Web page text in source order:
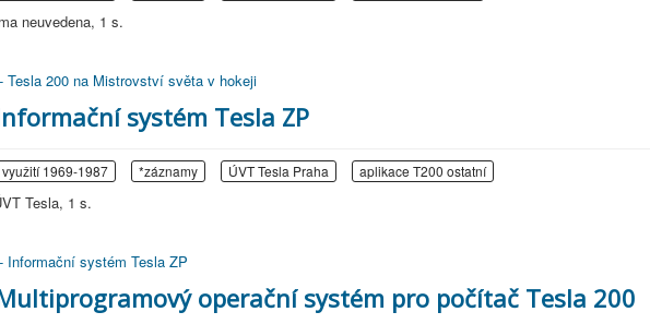
neuvedena, 1 s.
Tesla 200 na Mistrovství světa v hokeji
systém Tesla ZP
1969-1987 *záznamy ÚVT Tesla Praha aplikace T200 ostatní
Tesla, 1 s.
Informační systém Tesla ZP
operační systém pro počítač Tesla 200